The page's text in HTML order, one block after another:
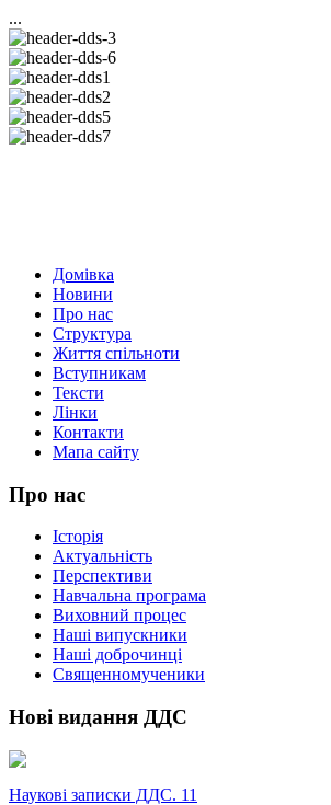
...
Домівка
Новини
Про нас
Структура
Життя спільноти
Вступникам
Тексти
Лінки
Контакти
Мапа сайту
Про нас
Історія
Актуальність
Перспективи
Навчальна програма
Виховний процес
Наші випускники
Наші доброчинці
Священномученики
Нові видання ДДС
Наукові записки ДДС. 11